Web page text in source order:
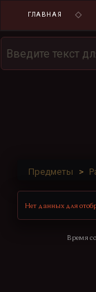
ГЛАВНАЯ
Предметы
Нет данных для
Время